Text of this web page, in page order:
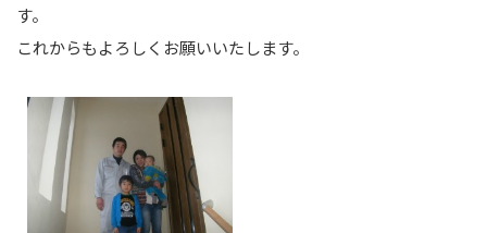
す。
これからもよろしくお願いいたします。